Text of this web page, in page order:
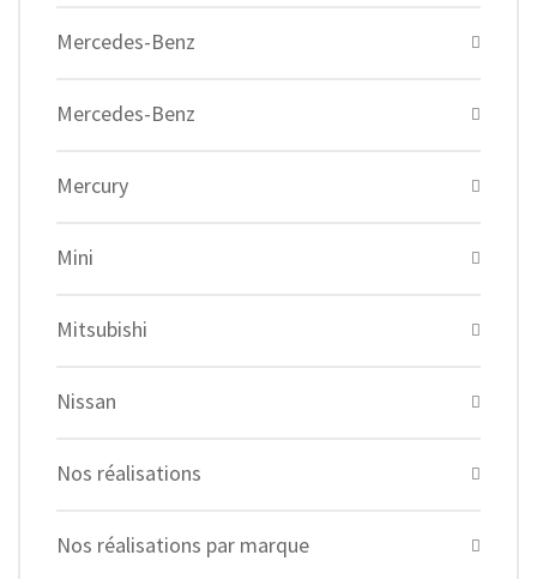
Mercedes-Benz
Mercedes-Benz
Mercury
Mini
Mitsubishi
Nissan
Nos réalisations
Nos réalisations par marque